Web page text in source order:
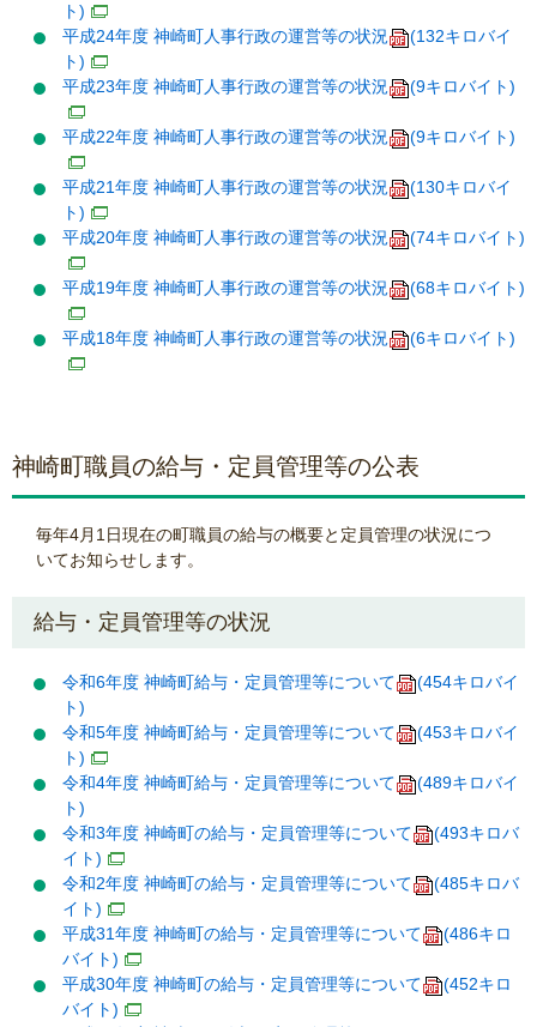
ト)
平成24年度 神崎町人事行政の運営等の状況
(132キロバイ
ト)
平成23年度 神崎町人事行政の運営等の状況
(9キロバイト)
平成22年度 神崎町人事行政の運営等の状況 (9キロバイト)
平成21年度 神崎町人事行政の運営等の状況
(130キロバイ
ト)
平成20年度 神崎町人事行政の運営等の状況
(74キロバイト)
平成19年度 神崎町人事行政の運営等の状況 (68キロバイト)
平成18年度 神崎町人事行政の運営等の状況 (6キロバイト)
神崎町職員の給与・定員管理等の公表
毎年4月1日現在の町職員の給与の概要と定員管理の状況につ
いてお知らせします。
給与・定員管理等の状況
令和6年度 神崎町給与・定員管理等について
(454キロバイ
ト)
令和5年度 神崎町給与・定員管理等について
(453キロバイ
ト)
令和4年度 神崎町給与・定員管理等について
(489キロバイ
ト)
令和3年度 神崎町の給与・定員管理等について
(493キロバ
イト)
令和2年度 神崎町の給与・定員管理等について
(485キロバ
イト)
平成31年度 神崎町の給与・定員管理等について
(486キロ
バイト)
平成30年度 神崎町の給与・定員管理等について
(452キロ
バイト)